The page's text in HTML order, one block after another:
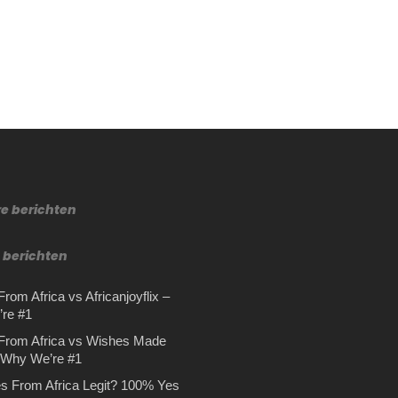
berichten
berichten
Africa vs Africanjoyflix –
#1
Africa vs Wishes Made
We’re #1
From Africa Legit? 100% Yes